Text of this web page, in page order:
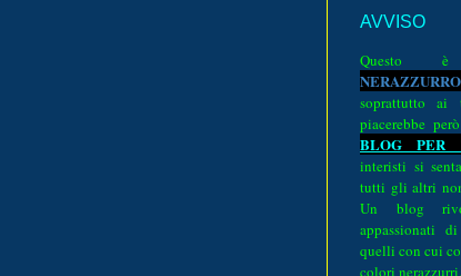
AVVISO
NERAZZURR
soprattutto ai
piacerebbe
BLOG PER
interisti si
tutti gli altri
Un blog
appassionati
quelli con cui
colori